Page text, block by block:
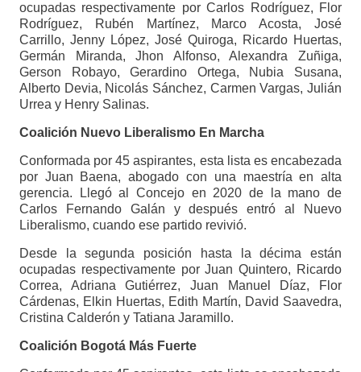
ocupadas respectivamente por Carlos Rodríguez, Flor
Rodríguez, Rubén Martínez, Marco Acosta, José
Carrillo, Jenny López, José Quiroga, Ricardo Huertas,
Germán Miranda, Jhon Alfonso, Alexandra Zuñiga,
Gerson Robayo, Gerardino Ortega, Nubia Susana,
Alberto Devia, Nicolás Sánchez, Carmen Vargas, Julián
Urrea y Henry Salinas.
Coalición Nuevo Liberalismo En Marcha
Conformada por 45 aspirantes, esta lista es encabezada
por Juan Baena, abogado con una maestría en alta
gerencia. Llegó al Concejo en 2020 de la mano de
Carlos Fernando Galán y después entró al Nuevo
Liberalismo, cuando ese partido revivió.
Desde la segunda posición hasta la décima están
ocupadas respectivamente por Juan Quintero, Ricardo
Correa, Adriana Gutiérrez, Juan Manuel Díaz, Flor
Cárdenas, Elkin Huertas, Edith Martín, David Saavedra,
Cristina Calderón y Tatiana Jaramillo.
Coalición Bogotá Más Fuerte